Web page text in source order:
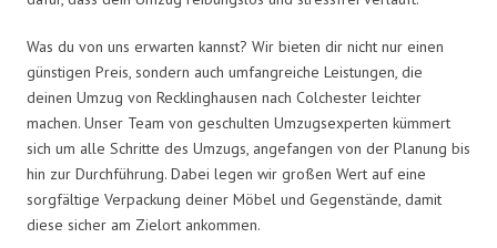
Was du von uns erwarten kannst? Wir bieten dir nicht nur einen
günstigen Preis, sondern auch umfangreiche Leistungen, die
deinen Umzug von Recklinghausen nach Colchester leichter
machen. Unser Team von geschulten Umzugsexperten kümmert
sich um alle Schritte des Umzugs, angefangen von der Planung bis
hin zur Durchführung. Dabei legen wir großen Wert auf eine
sorgfältige Verpackung deiner Möbel und Gegenstände, damit
diese sicher am Zielort ankommen.